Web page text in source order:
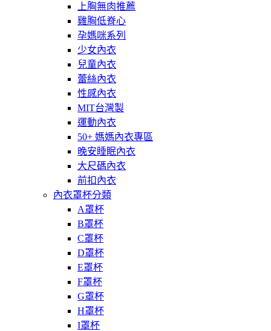
上胸無肉推薦
雞胸低脊心
孕媽咪系列
少女內衣
兒童內衣
蕾絲內衣
性感內衣
MIT台灣製
運動內衣
50+ 媽媽內衣專區
晚安睡眠內衣
大尺碼內衣
前扣內衣
內衣罩杯分類
A罩杯
B罩杯
C罩杯
D罩杯
E罩杯
F罩杯
G罩杯
H罩杯
I罩杯